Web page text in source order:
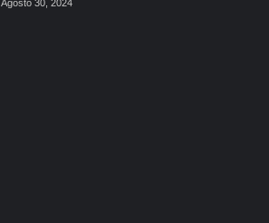
Agosto 30, 2024